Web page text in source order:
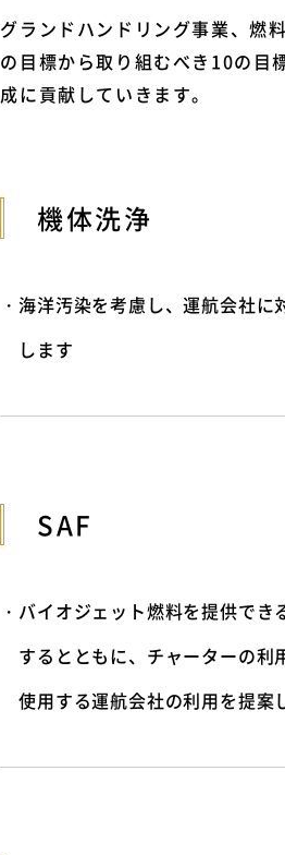
グランドハンドリング事業、燃
の目標から取り組むべき10の目
成に貢献していきます。
機体洗浄
海洋汚染を考慮し、運航会社に
します
SAF
バイオジェット燃料を提供でき
するとともに、チャーターの利
使用する運航会社の利用を提案